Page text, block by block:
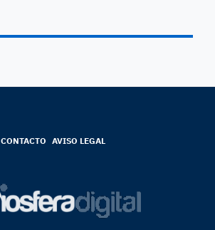
CONTACTO AVISO LEGAL